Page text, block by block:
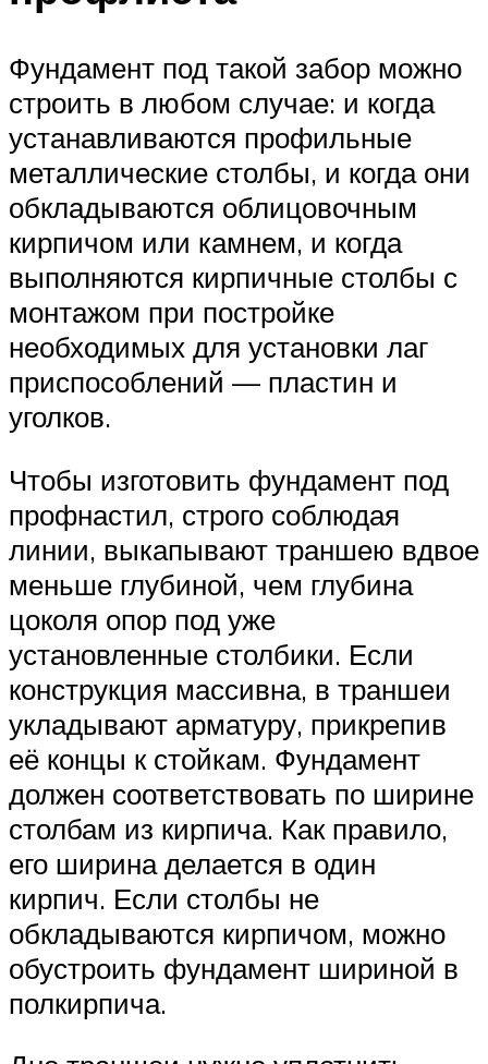
Фундамент под такой забор можно
строить в любом случае: и когда
устанавливаются профильные
металлические столбы, и когда они
обкладываются облицовочным
кирпичом или камнем, и когда
выполняются кирпичные столбы с
монтажом при постройке
необходимых для установки лаг
приспособлений — пластин и
уголков.
Чтобы изготовить фундамент под
профнастил, строго соблюдая
линии, выкапывают траншею вдвое
меньше глубиной, чем глубина
цоколя опор под уже
установленные столбики. Если
конструкция массивна, в траншеи
укладывают арматуру, прикрепив
её концы к стойкам. Фундамент
должен соответствовать по ширине
столбам из кирпича. Как правило,
его ширина делается в один
кирпич. Если столбы не
обкладываются кирпичом, можно
обустроить фундамент шириной в
полкирпича.